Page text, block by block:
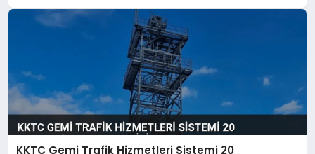
KKTC Gemi Trafik Hizmetleri Sistemi 20